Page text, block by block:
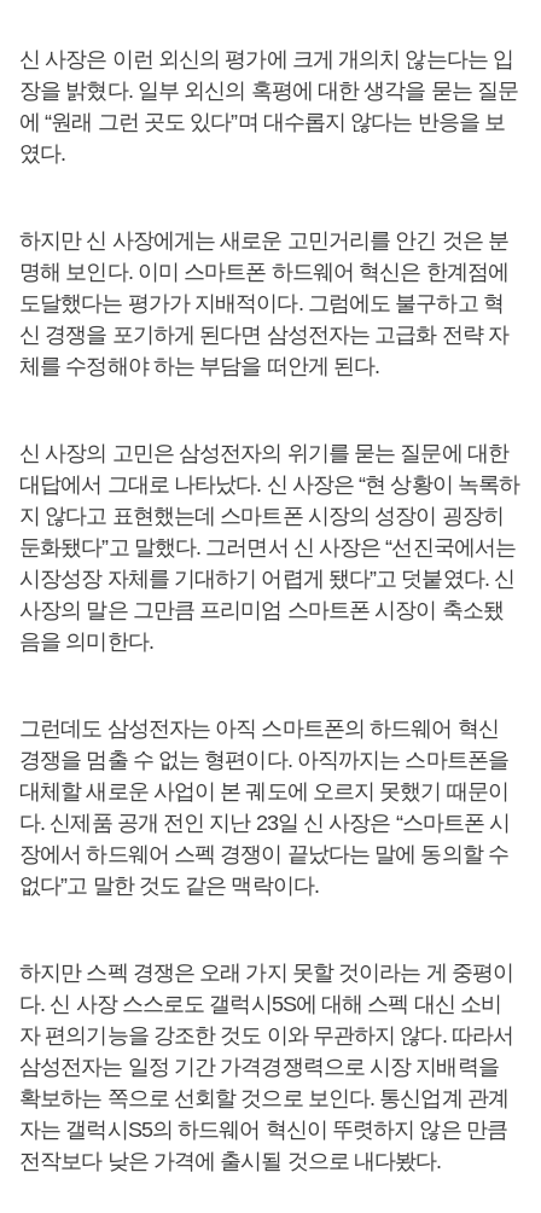
신 사장은 이런 외신의 평가에 크게 개의치 않는다는 입
장을 밝혔다. 일부 외신의 혹평에 대한 생각을 묻는 질문
에 “원래 그런 곳도 있다”며 대수롭지 않다는 반응을 보
였다.
하지만 신 사장에게는 새로운 고민거리를 안긴 것은 분
명해 보인다. 이미 스마트폰 하드웨어 혁신은 한계점에
도달했다는 평가가 지배적이다. 그럼에도 불구하고 혁
신 경쟁을 포기하게 된다면 삼성전자는 고급화 전략 자
체를 수정해야 하는 부담을 떠안게 된다.
신 사장의 고민은 삼성전자의 위기를 묻는 질문에 대한
대답에서 그대로 나타났다. 신 사장은 “현 상황이 녹록하
지 않다고 표현했는데 스마트폰 시장의 성장이 굉장히
둔화됐다”고 말했다. 그러면서 신 사장은 “선진국에서는
시장성장 자체를 기대하기 어렵게 됐다”고 덧붙였다. 신
사장의 말은 그만큼 프리미엄 스마트폰 시장이 축소됐
음을 의미한다.
그런데도 삼성전자는 아직 스마트폰의 하드웨어 혁신
경쟁을 멈출 수 없는 형편이다. 아직까지는 스마트폰을
대체할 새로운 사업이 본 궤도에 오르지 못했기 때문이
다. 신제품 공개 전인 지난 23일 신 사장은 “스마트폰 시
장에서 하드웨어 스펙 경쟁이 끝났다는 말에 동의할 수
없다”고 말한 것도 같은 맥락이다.
하지만 스펙 경쟁은 오래 가지 못할 것이라는 게 중평이
다. 신 사장 스스로도 갤럭시5S에 대해 스펙 대신 소비
자 편의기능을 강조한 것도 이와 무관하지 않다. 따라서
삼성전자는 일정 기간 가격경쟁력으로 시장 지배력을
확보하는 쪽으로 선회할 것으로 보인다. 통신업계 관계
자는 갤럭시S5의 하드웨어 혁신이 뚜렷하지 않은 만큼
전작보다 낮은 가격에 출시될 것으로 내다봤다.